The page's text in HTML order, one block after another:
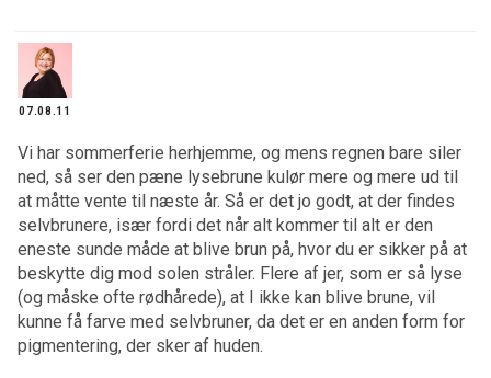
07.08.11
Vi har sommerferie herhjemme, og mens regnen bare siler
ned, så ser den pæne lysebrune kulør mere og mere ud til
at måtte vente til næste år. Så er det jo godt, at der findes
selvbrunere, især fordi det når alt kommer til alt er den
eneste sunde måde at blive brun på, hvor du er sikker på at
beskytte dig mod solen stråler. Flere af jer, som er så lyse
(og måske ofte rødhårede), at I ikke kan blive brune, vil
kunne få farve med selvbruner, da det er en anden form for
pigmentering, der sker af huden.